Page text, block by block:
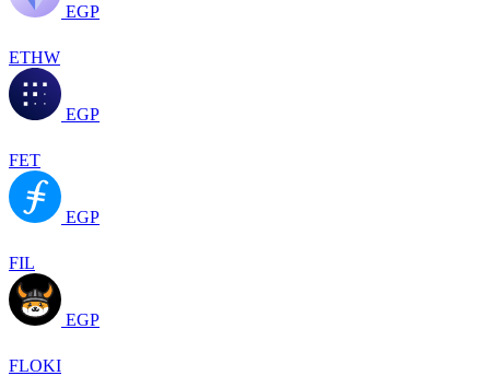
EGP
ETHW
EGP
FET
EGP
FIL
EGP
FLOKI